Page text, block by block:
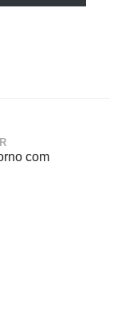
com